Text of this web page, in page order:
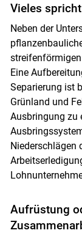
Vieles
Neben der
Eine
Separierung ist
Grünland und
Ausbringung zu
Niederschlägen
Aufrüstung